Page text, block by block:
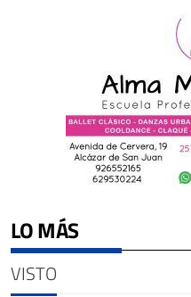
LO MÁS
VISTO